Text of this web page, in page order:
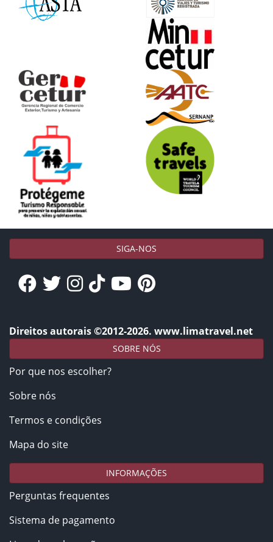
SIGA-NOS
Direitos autorais ©2012-2026. www.limatravel.net
SOBRE NÓS
Por que nos escolher?
Sobre nós
Termos e condições
Mapa do site
INFORMAÇÕES
Perguntas frequentes
Sistema de pagamento